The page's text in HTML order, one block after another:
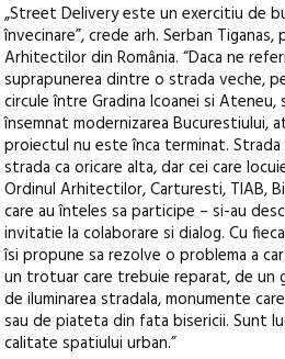
„Street Delivery este un exercitiu de
învecinare”, crede arh. Serban
Arhitectilor din România. “Daca ne
suprapunerea dintre o strada veche,
circule între Gradina Icoanei si Ateneu,
însemnat modernizarea Bucurestiului,
proiectul nu este înca terminat.
strada ca oricare alta, dar cei care
Ordinul Arhitectilor, Carturesti, TIAB,
care au înteles sa participe – si-au
invitatie la colaborare si dialog. Cu
îsi propune sa rezolve o problema a
un trotuar care trebuie reparat, de un
de iluminarea stradala, monumente
sau de piateta din fata bisericii. Sunt
calitate spatiului urban.”